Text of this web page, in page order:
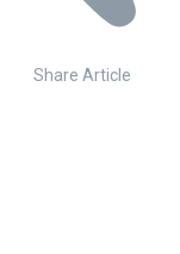
Share Article